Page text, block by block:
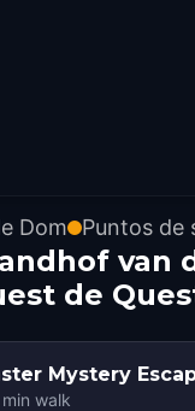
Dom Puntos de
van
de
Mystery
min walk